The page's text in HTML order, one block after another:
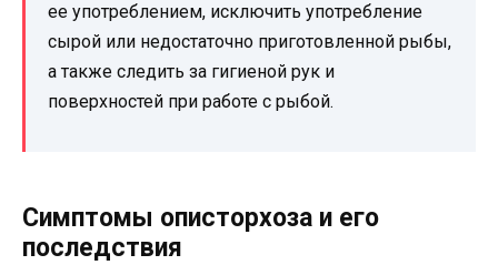
ее употреблением, исключить употребление
сырой или недостаточно приготовленной рыбы,
а также следить за гигиеной рук и
поверхностей при работе с рыбой.
Симптомы описторхоза и его
последствия